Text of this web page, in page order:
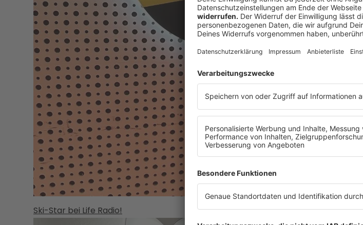
Ski-Star bei Life Radio!